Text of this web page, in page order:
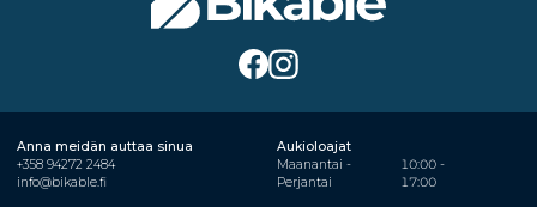
Anna meidän auttaa sinua
+358 94272 2484
info@bikable.fi
Aukioloajat
Maanantai -
Perjantai
10:00 -
17:00